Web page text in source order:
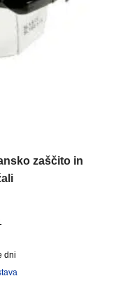
zaščito in
dni